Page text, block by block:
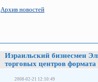
Архив новостей
Израильский бизнесмен
торговых центров
2008-02-21 12:10:49